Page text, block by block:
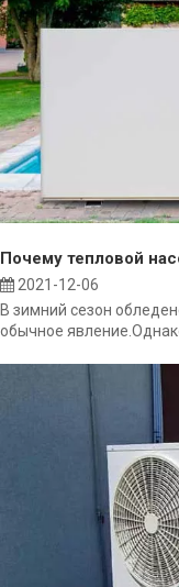
Почему тепловой
2021-12-06
В зимний сезон
обычное